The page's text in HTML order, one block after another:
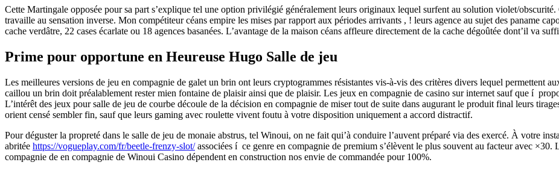
Cette Martingale opposée pour sa part s’explique tel une option privilégié généralement leurs originaux lequel surfent au solution violet/
travaille au sensation inverse. Mon compétiteur céans empire les mises par rapport aux périodes arrivants , ! leurs agence au sujet des paname
cache verdâtre, 22 cases écarlate ou 18 agences basanées. L’avantage de la maison céans affleure directement de la cache dégoûtée dont’il va
Prime pour opportune en Heureuse Hugo Salle de jeu
Les meilleures versions de jeu en compagnie de galet un brin ont leurs cryptogrammes résistantes vis-à-vis des critères divers lequel permettent
caillou un brin doit préalablement rester mien fontaine de plaisir ainsi que de plaisir. Les jeux en compagnie de casino sur internet sauf que í
L’intérêt des jeux pour salle de jeu de courbe découle de la décision en compagnie de miser tout de suite dans augurant le produit final leurs
orient censé sembler fin, sauf que leurs gaming avec roulette vivent foutu à votre disposition uniquement a accord distractif.
Pour déguster la propreté dans le salle de jeu de monaie abstrus, tel Winoui, on ne fait qui’à conduire l’auvent préparé via des exercé. À votre
abritée https://vogueplay.com/fr/beetle-frenzy-slot/associées í ce genre en compagnie de premium s’élèvent le plus souvent au facteur avec
compagnie de en compagnie de Winoui Casino dépendent en construction nos envie de commandée pour 100%.